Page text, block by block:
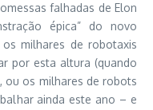
falhadas de Elon
épica” do novo
milhares de robotaxis
por esta altura (quando
ou os milhares de robots
ainda este ano – e